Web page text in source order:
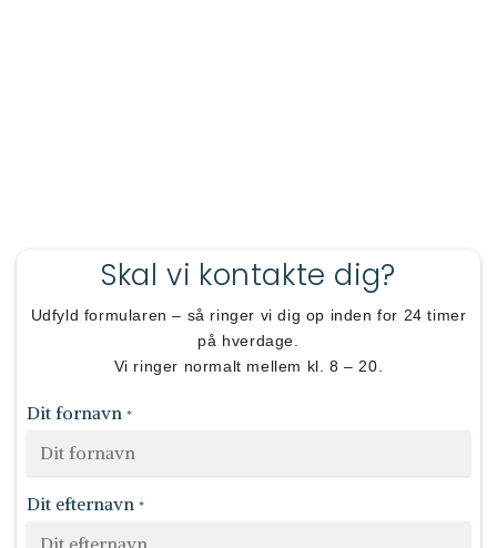
Skal vi kontakte dig?
Udfyld formularen – så ringer vi dig op inden for 24 timer
på hverdage.
Vi ringer normalt mellem kl. 8 – 20.
Dit fornavn *
Dit efternavn *